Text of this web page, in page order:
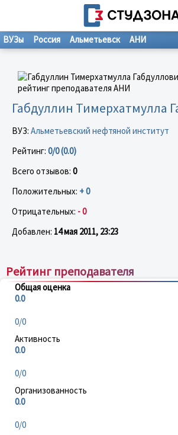
ВУЗы Россия Альметьевск АНИ
Габдуллин Тимерхатмулла
ВУЗ: Альметьевский нефтяной институт
Рейтинг: 0/0 (0.0)
Всего отзывов: 0
Положительных: + 0
Отрицательных: - 0
Добавлен: 14 мая 2011, 23:23
Рейтинг преподавателя
Общая оценка
0.0
0/0
Активность
0.0
0/0
Организованность
0.0
0/0